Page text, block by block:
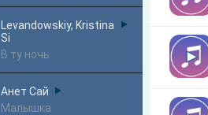
Levandowskiy, Kristina
Si
В ту ночь
Анет Сай
Малышка